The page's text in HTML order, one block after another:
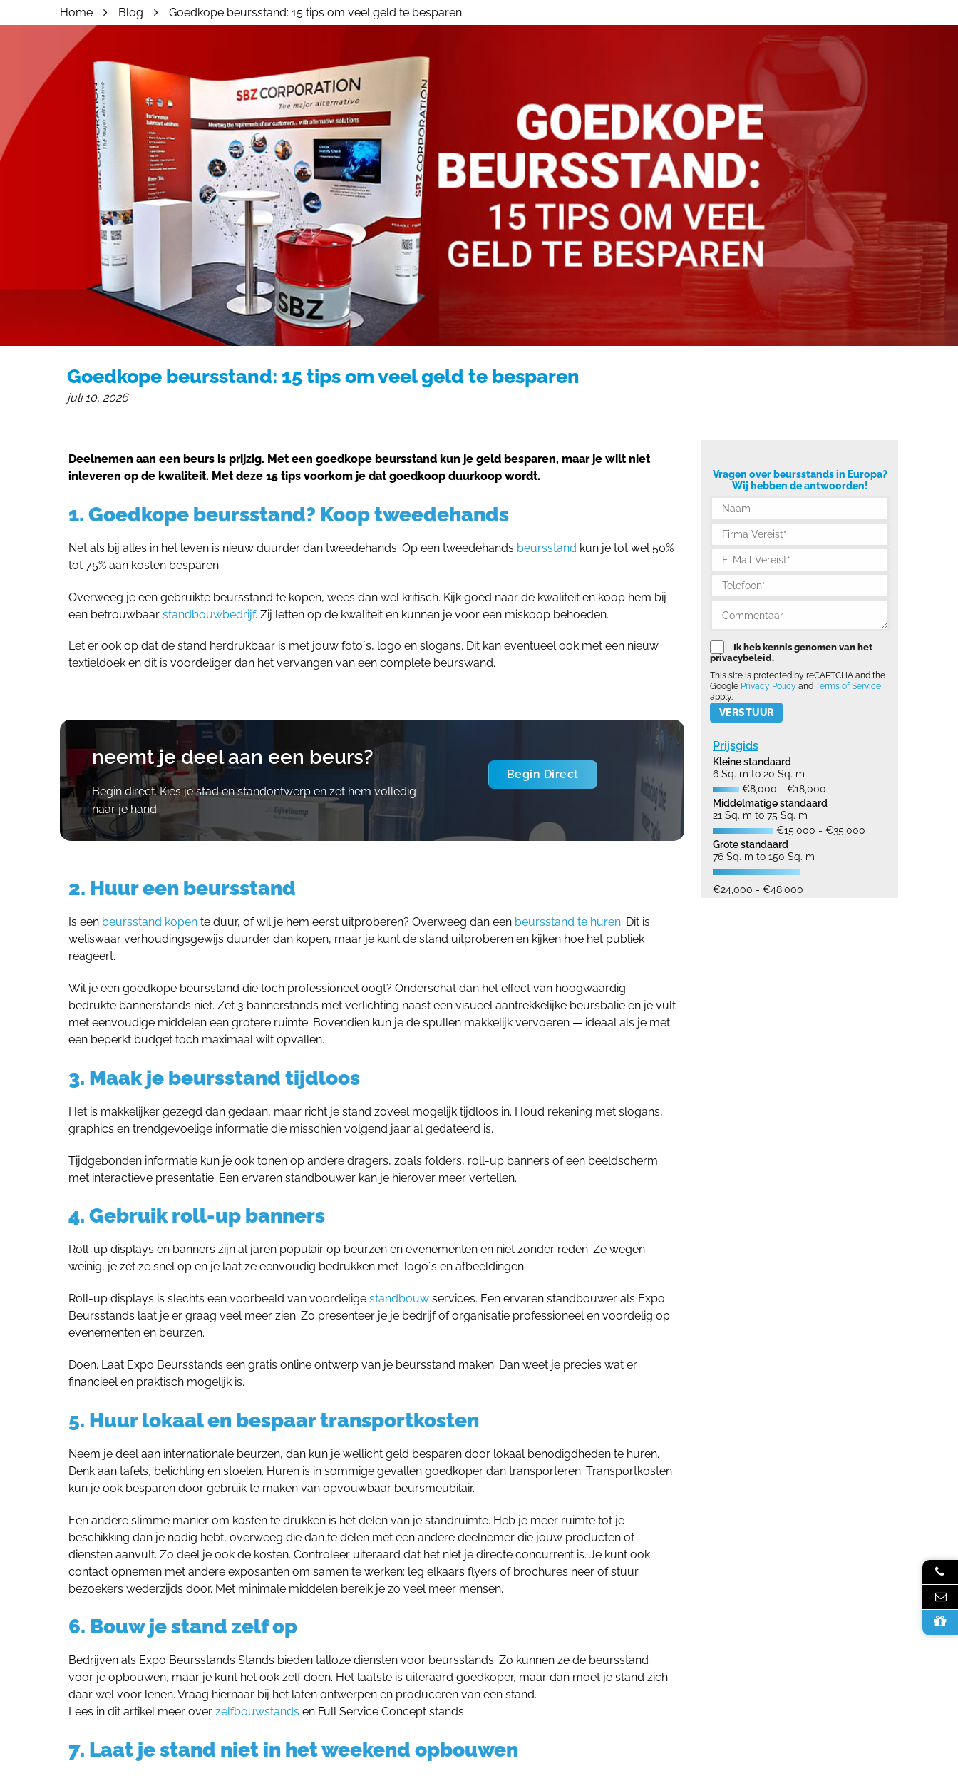
055 - 3238555
Portfolio Contact
Home Blog Goedkope beursstand: 15 tips om veel geld te besparen
Goedkope beursstand: 15 tips om veel geld te besparen
juli 10, 2026
Deelnemen aan een beurs is prijzig. Met een goedkope beursstand kun je geld besparen, maar je wilt niet
inleveren op de kwaliteit. Met deze 15 tips voorkom je dat goedkoop duurkoop wordt.
1. Goedkope beursstand? Koop tweedehands
Net als bij alles in het leven is nieuw duurder dan tweedehands. Op een tweedehands beursstand kun je tot wel 50%
tot 75% aan kosten besparen.
Overweeg je een gebruikte beursstand te kopen, wees dan wel kritisch. Kijk goed naar de kwaliteit en koop hem bij
een betrouwbaar standbouwbedrijf. Zij letten op de kwaliteit en kunnen je voor een miskoop behoeden.
Let er ook op dat de stand herdrukbaar is met jouw foto´s, logo en slogans. Dit kan eventueel ook met een nieuw
textieldoek en dit is voordeliger dan het vervangen van een complete beurswand.
neemt je deel aan een beurs?
Begin direct. Kies je stad en standontwerp en zet hem volledig
naar je hand.
Begin Direct
2. Huur een beursstand
Is een beursstand kopen te duur, of wil je hem eerst uitproberen? Overweeg dan een beursstand te huren. Dit is
weliswaar verhoudingsgewijs duurder dan kopen, maar je kunt de stand uitproberen en kijken hoe het publiek
reageert.
Wil je een goedkope beursstand die toch professioneel oogt? Onderschat dan het effect van hoogwaardig
bedrukte bannerstands niet. Zet 3 bannerstands met verlichting naast een visueel aantrekkelijke beursbalie en je vult
met eenvoudige middelen een grotere ruimte. Bovendien kun je de spullen makkelijk vervoeren — ideaal als je met
een beperkt budget toch maximaal wilt opvallen.
3. Maak je beursstand tijdloos
Het is makkelijker gezegd dan gedaan, maar richt je stand zoveel mogelijk tijdloos in. Houd rekening met slogans,
graphics en trendgevoelige informatie die misschien volgend jaar al gedateerd is.
Tijdgebonden informatie kun je ook tonen op andere dragers, zoals folders, roll-up banners of een beeldscherm
met interactieve presentatie. Een ervaren standbouwer kan je hierover meer vertellen.
4. Gebruik roll-up banners
Roll-up displays en banners zijn al jaren populair op beurzen en evenementen en niet zonder reden. Ze wegen
weinig, je zet ze snel op en je laat ze eenvoudig bedrukken met logo´s en afbeeldingen.
Roll-up displays is slechts een voorbeeld van voordelige standbouw services. Een ervaren standbouwer als Expo
Beursstands laat je er graag veel meer zien. Zo presenteer je je bedrijf of organisatie professioneel en voordelig op
evenementen en beurzen.
Doen. Laat Expo Beursstands een gratis online ontwerp van je beursstand maken. Dan weet je precies wat er
financieel en praktisch mogelijk is.
5. Huur lokaal en bespaar transportkosten
Neem je deel aan internationale beurzen, dan kun je wellicht geld besparen door lokaal benodigdheden te huren.
Denk aan tafels, belichting en stoelen. Huren is in sommige gevallen goedkoper dan transporteren. Transportkosten
kun je ook besparen door gebruik te maken van opvouwbaar beursmeubilair.
Een andere slimme manier om kosten te drukken is het delen van je standruimte. Heb je meer ruimte tot je
beschikking dan je nodig hebt, overweeg die dan te delen met een andere deelnemer die jouw producten of
diensten aanvult. Zo deel je ook de kosten. Controleer uiteraard dat het niet je directe concurrent is. Je kunt ook
contact opnemen met andere exposanten om samen te werken: leg elkaars flyers of brochures neer of stuur
bezoekers wederzijds door. Met minimale middelen bereik je zo veel meer mensen.
6. Bouw je stand zelf op
Bedrijven als Expo Beursstands Stands bieden talloze diensten voor beursstands. Zo kunnen ze de beursstand
voor je opbouwen, maar je kunt het ook zelf doen. Het laatste is uiteraard goedkoper, maar dan moet je stand zich
daar wel voor lenen. Vraag hiernaar bij het laten ontwerpen en produceren van een stand.
Lees in dit artikel meer over zelfbouwstands en Full Service Concept stands.
7. Laat je stand niet in het weekend opbouwen
Vragen over beursstands in Europa?
Wij hebben de antwoorden!
Ik heb kennis genomen van het
privacybeleid.
This site is protected by reCAPTCHA and the
Google Privacy Policy and Terms of Service
apply.
Please leave this field empty.
Prijsgids
Kleine standaard
6 Sq. m to 20 Sq. m
€8,000 - €18,000
Middelmatige standaard
21 Sq. m to 75 Sq. m
€15,000 - €35,000
Grote standaard
76 Sq. m to 150 Sq. m
€24,000 - €48,000